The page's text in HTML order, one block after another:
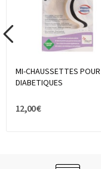
MI-CHAUSSETTES POUR
DIABETIQUES
12,00 €